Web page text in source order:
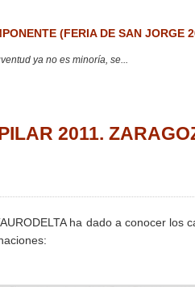
(FERIA DE SAN JORGE
ya no es minoría, se...
2011.
ha dado a conocer los